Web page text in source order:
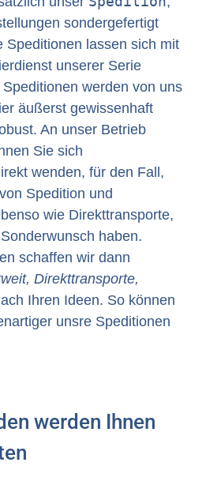
sondergefertigt
Speditionen lassen sich mit
unserer Serie
werden von uns
äußerst gewissenhaft
An unser Betrieb
Sie sich
wenden, für den Fall,
Spedition und
wie Direkttransporte,
haben.
schaffen wir dann
Direkttransporte,
Ihren Ideen. So können
unsre Speditionen
werden Ihnen